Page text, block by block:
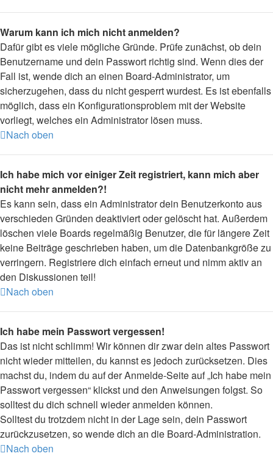
Warum kann ich mich nicht anmelden?
Dafür gibt es viele mögliche Gründe. Prüfe zunächst, ob dein
Benutzername und dein Passwort richtig sind. Wenn dies der
Fall ist, wende dich an einen Board-Administrator, um
sicherzugehen, dass du nicht gesperrt wurdest. Es ist ebenfalls
möglich, dass ein Konfigurationsproblem mit der Website
vorliegt, welches ein Administrator lösen muss.
Nach oben
Ich habe mich vor einiger Zeit registriert, kann mich aber
nicht mehr anmelden?!
Es kann sein, dass ein Administrator dein Benutzerkonto aus
verschieden Gründen deaktiviert oder gelöscht hat. Außerdem
löschen viele Boards regelmäßig Benutzer, die für längere Zeit
keine Beiträge geschrieben haben, um die Datenbankgröße zu
verringern. Registriere dich einfach erneut und nimm aktiv an
den Diskussionen teil!
Nach oben
Ich habe mein Passwort vergessen!
Das ist nicht schlimm! Wir können dir zwar dein altes Passwort
nicht wieder mitteilen, du kannst es jedoch zurücksetzen. Dies
machst du, indem du auf der Anmelde-Seite auf „Ich habe mein
Passwort vergessen“ klickst und den Anweisungen folgst. So
solltest du dich schnell wieder anmelden können.
Solltest du trotzdem nicht in der Lage sein, dein Passwort
zurückzusetzen, so wende dich an die Board-Administration.
Nach oben